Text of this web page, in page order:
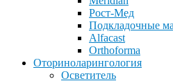
Рост-Мед
Подкладочные
Alfacast
Orthoforma
Оториноларингология
Осветитель